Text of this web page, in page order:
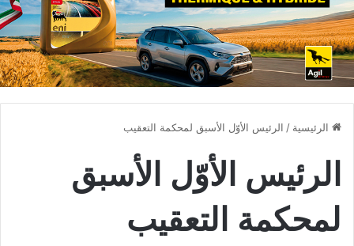
الرئيسية / الرئيس الأوّل الأسبق لمحكمة التعقيب
الرئيس الأوّل الأسبق
لمحكمة التعقيب